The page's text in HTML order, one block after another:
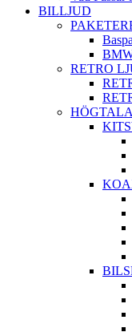
BILLJUD
RETRO